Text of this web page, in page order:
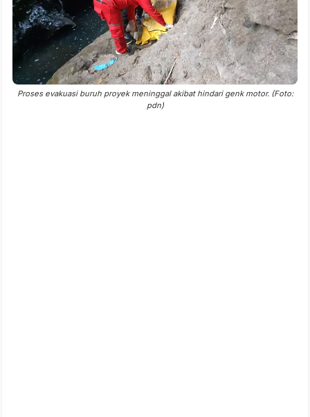
Proses evakuasi buruh proyek meninggal akibat hindari genk motor. (Foto:
pdn)